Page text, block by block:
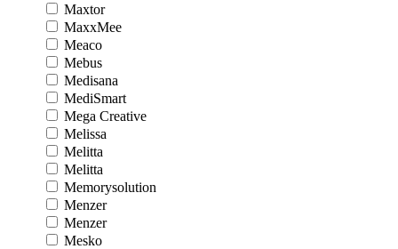
Maxtor
MaxxMee
Meaco
Mebus
Medisana
MediSmart
Mega Creative
Melissa
Melitta
Melitta
Memorysolution
Menzer
Menzer
Mesko